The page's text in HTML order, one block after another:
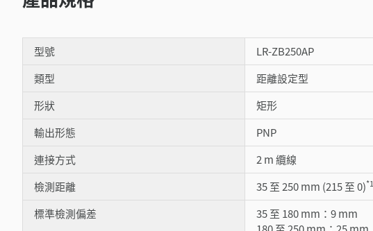
型號
LR-ZB250AP
類型
距離設定型
形狀
矩形
輸出形態
PNP
連接方式
2 m 纜線
檢測距離
35 至 250 mm (215 至 0)*1
標準檢測偏差
35 至 180 mm：9 mm